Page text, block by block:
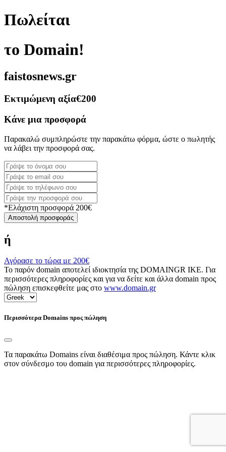
Πωλείται
το Domain!
faistosnews.gr
Εκτιμώμενη αξία€200
Κάνε μια προσφορά
Παρακαλώ συμπληρώστε την παρακάτω φόρμα, ώστε ο πωλητής
να λάβει την προσφορά σας.
*Ελάχιστη προσφορά 200€
Αποστολή προσφοράς
ή
Αγόρασε το τώρα με 200€
Το παρόν domain αποτελεί ιδιοκτησία της DOMAINGR ΙΚΕ. Για
περισσότερες πληροφορίες και για να δείτε και άλλα domain προς
πώληση επισκεφθείτε μας στο www.domain.gr
Περισσότερα Domains προς πώληση
Τα παρακάτω Domains είναι διαθέσιμα προς πώληση. Κάντε κλικ
στον σύνδεσμο του domain για περισσότερες πληροφορίες.